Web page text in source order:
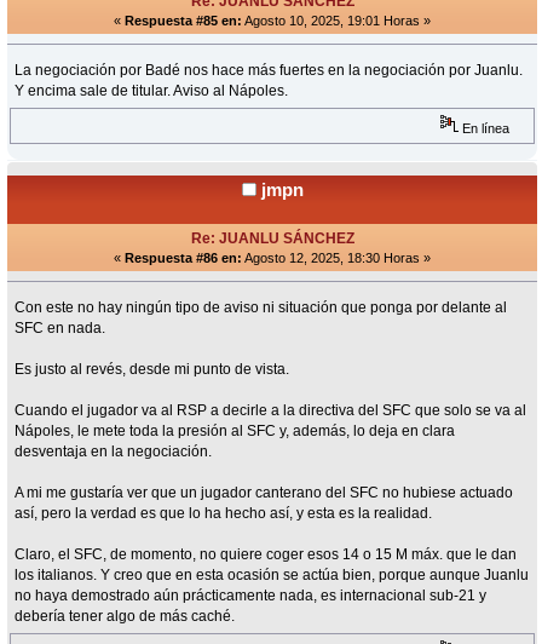
« Respuesta #85 en: Agosto 10, 2025, 19:01 Horas »
La negociación por Badé nos hace más fuertes en la negociación por Juanlu.
Y encima sale de titular. Aviso al Nápoles.
En línea
jmpn
Re: JUANLU SÁNCHEZ
« Respuesta #86 en: Agosto 12, 2025, 18:30 Horas »
Con este no hay ningún tipo de aviso ni situación que ponga por delante al
SFC en nada.
Es justo al revés, desde mi punto de vista.
Cuando el jugador va al RSP a decirle a la directiva del SFC que solo se va al
Nápoles, le mete toda la presión al SFC y, además, lo deja en clara
desventaja en la negociación.
A mi me gustaría ver que un jugador canterano del SFC no hubiese actuado
así, pero la verdad es que lo ha hecho así, y esta es la realidad.
Claro, el SFC, de momento, no quiere coger esos 14 o 15 M máx. que le dan
los italianos. Y creo que en esta ocasión se actúa bien, porque aunque Juanlu
no haya demostrado aún prácticamente nada, es internacional sub-21 y
debería tener algo de más caché.